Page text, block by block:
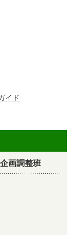
イド
画調整班